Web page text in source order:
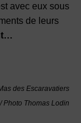
avec eux sous
de leurs
des Escaravatiers
Photo Thomas Lodin